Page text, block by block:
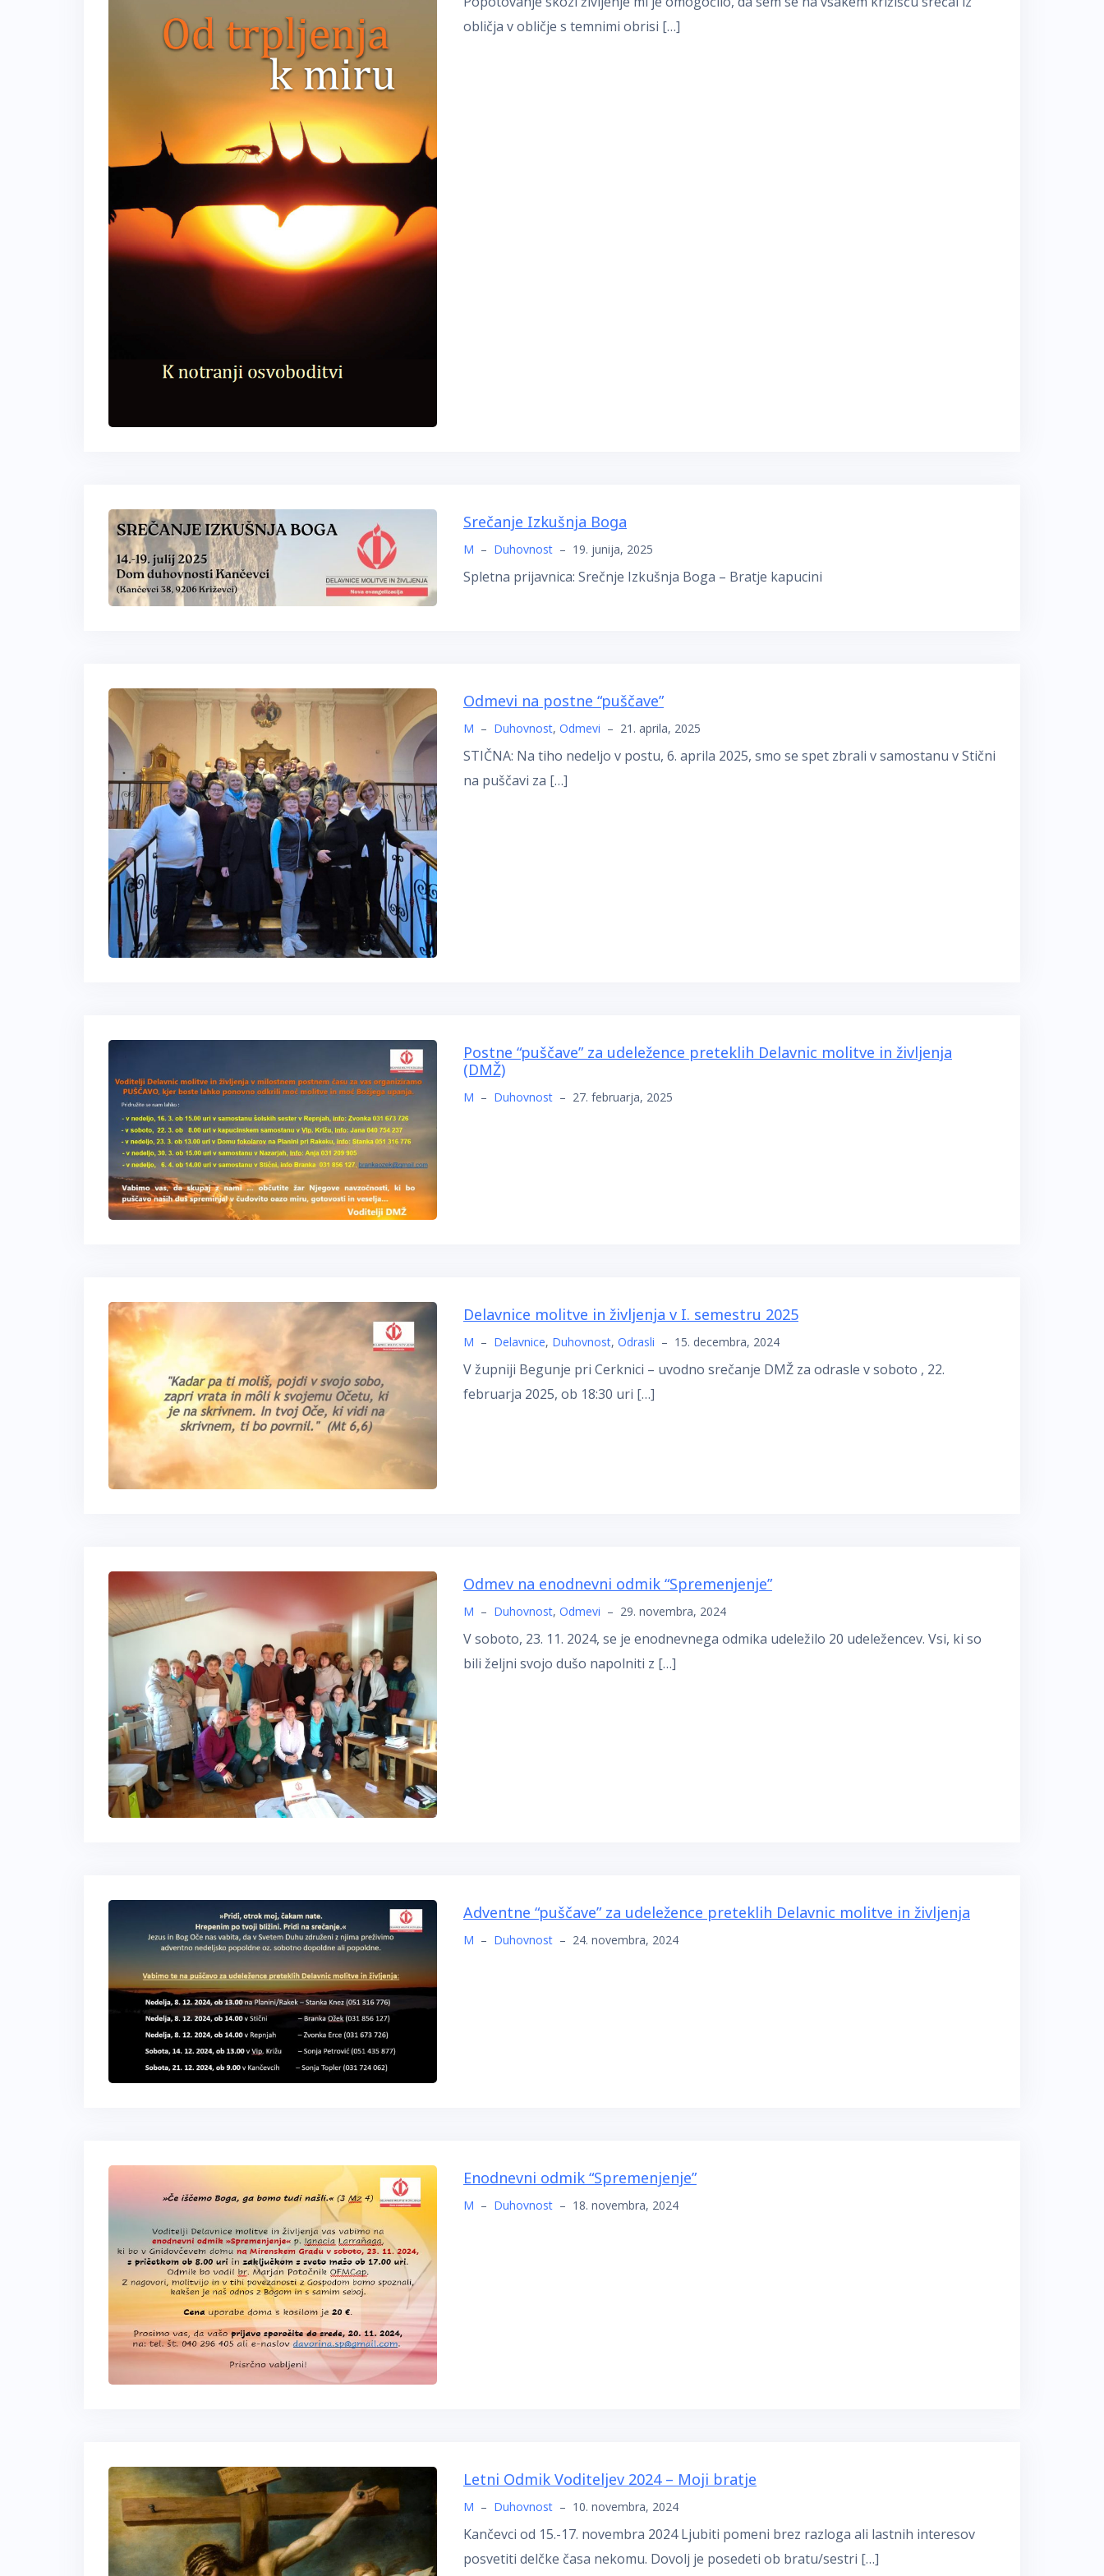
obličja v obličje s temnimi obrisi […]
Srečanje Izkušnja Boga
M – Duhovnost – 19. junija, 2025
Spletna prijavnica: Srečnje Izkušnja Boga – Bratje kapucini
Odmevi na postne “puščave”
M – Duhovnost, Odmevi – 21. aprila, 2025
STIČNA: Na tiho nedeljo v postu, 6. aprila 2025, smo se spet zbrali v samostanu v Stični
na puščavi za […]
Postne “puščave” za udeležence preteklih Delavnic molitve in življenja
(DMŽ)
M – Duhovnost – 27. februarja, 2025
Delavnice molitve in življenja v I. semestru 2025
M – Delavnice, Duhovnost, Odrasli – 15. decembra, 2024
V župniji Begunje pri Cerknici – uvodno srečanje DMŽ za odrasle v soboto , 22.
februarja 2025, ob 18:30 uri […]
Odmev na enodnevni odmik “Spremenjenje”
M – Duhovnost, Odmevi – 29. novembra, 2024
V soboto, 23. 11. 2024, se je enodnevnega odmika udeležilo 20 udeležencev. Vsi, ki so
bili željni svojo dušo napolniti z […]
Adventne “puščave” za udeležence preteklih Delavnic molitve in življenja
M – Duhovnost – 24. novembra, 2024
Enodnevni odmik “Spremenjenje”
M – Duhovnost – 18. novembra, 2024
Letni Odmik Voditeljev 2024 – Moji bratje
M – Duhovnost – 10. novembra, 2024
Kančevci od 15.-17. novembra 2024 Ljubiti pomeni brez razloga ali lastnih interesov
posvetiti delčke časa nekomu. Dovolj je posedeti ob bratu/sestri […]